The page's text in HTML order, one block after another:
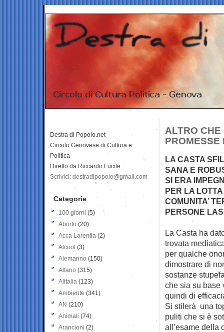
ALTRO
PROMESSE
LA CASTA
SANA E
SI ERA
PER LA
COMUNITA’
PERSONE
La Casta ha
trovata
per qualche
dimostrare di
sostanze
che sia su base
quindi di
Si stilerà una
puliti che si è
all’esame della
Destra di Popolo.net
Circolo Genovese di Cultura e
Politica
Diretto da Riccardo Fucile
Scrivici: destradipopolo@gmail.com
Categorie
100 giorni (5)
Aborto (20)
Acca Larentia (2)
Alcool (3)
Alemanno (150)
Alfano (315)
Alitalia (123)
Ambiente (341)
AN (210)
Animali (74)
Arancioni (2)